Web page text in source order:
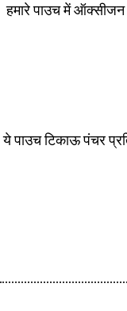
हमारे पाउच में ऑक्सीजन
ये पाउच टिकाऊ पंचर